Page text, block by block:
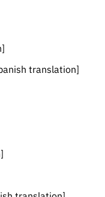
translation]